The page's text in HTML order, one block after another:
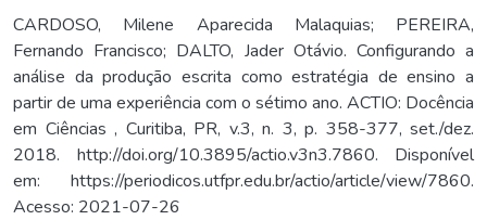
CARDOSO, Milene Aparecida Malaquias; PEREIRA,
Fernando Francisco; DALTO, Jader Otávio. Configurando a
análise da produção escrita como estratégia de ensino a
partir de uma experiência com o sétimo ano. ACTIO: Docência
em Ciências , Curitiba, PR, v.3, n. 3, p. 358-377, set./dez.
2018. http://doi.org/10.3895/actio.v3n3.7860. Disponível
em: https://periodicos.utfpr.edu.br/actio/article/view/7860.
Acesso: 2021-07-26